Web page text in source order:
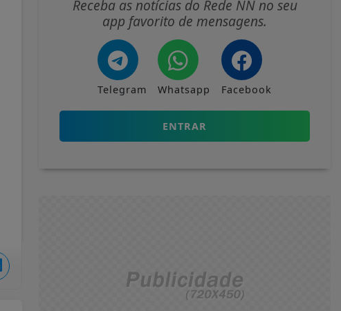
Receba as notícias do Rede NN no seu
app favorito de mensagens.
Telegram Whatsapp Facebook
ENTRAR